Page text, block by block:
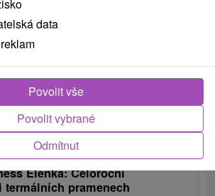
od2 108,21Kč
Elenka: Celoroční
pramenech
data
Odmítnut
Povolit vybrané
Povolit vše